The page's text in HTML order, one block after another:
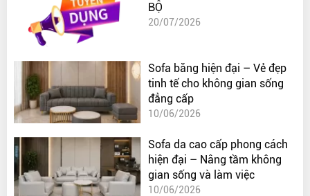
BỘ
20/07/2026
Sofa băng hiện đại – Vẻ đẹp
tinh tế cho không gian sống
đẳng cấp
10/06/2026
Sofa da cao cấp phong cách
hiện đại – Nâng tầm không
gian sống và làm việc
10/06/2026